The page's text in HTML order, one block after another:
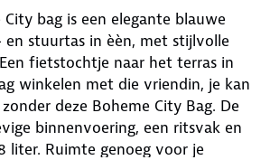
City bag is een elegante blauwe
en stuurtas in èèn, met stijlvolle
fietstochtje naar het terras in
winkelen met die vriendin, je kan
deze Boheme City Bag. De
binnenvoering, een ritsvak en
liter. Ruimte genoeg voor je